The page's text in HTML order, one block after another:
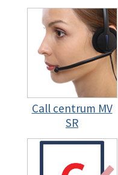
Call centrum MV
SR